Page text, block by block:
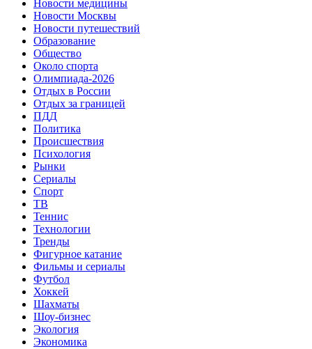
Новости медицины
Новости Москвы
Новости путешествий
Образование
Общество
Около спорта
Олимпиада-2026
Отдых в России
Отдых за границей
ПДД
Политика
Происшествия
Психология
Рынки
Сериалы
Спорт
ТВ
Теннис
Технологии
Тренды
Фигурное катание
Фильмы и сериалы
Футбол
Хоккей
Шахматы
Шоу-бизнес
Экология
Экономика